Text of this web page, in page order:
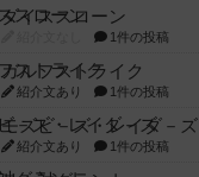
ダイススローン
1件の投稿
ガルフストライク
紹介文あり 1件の投稿
モズビ－ズ・レイダ－ズ
紹介文あり 1件の投稿